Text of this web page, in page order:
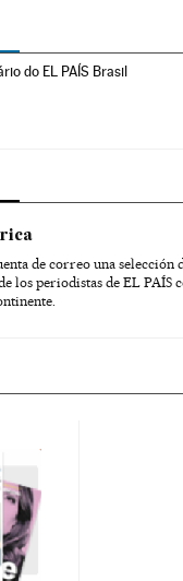
do EL PAÍS Brasil
de correo una selección
los periodistas de EL PAÍS